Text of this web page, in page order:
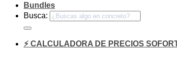
Bundles
Busca:
⚡ CALCULADORA DE PRECIOS